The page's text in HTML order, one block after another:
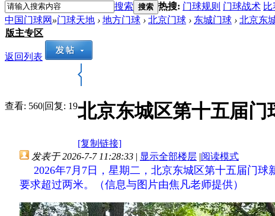
搜索 搜索 热搜: 门球规则 门球战术
中国门球网 »门球天地 › 地方门球 › 北京门球 › 东城门球 › 北京东
版主专区
返回列表
查看: 560|回复: 19北京东城区第十五届门
[复制链接]
发表于 2026-7-7 11:28:33 | 显示全部楼层 |阅读模式
2026年7月7日，星期二，北京东城区第十五届门
要求超过两米。（信息与图片由焦凡老师提供）